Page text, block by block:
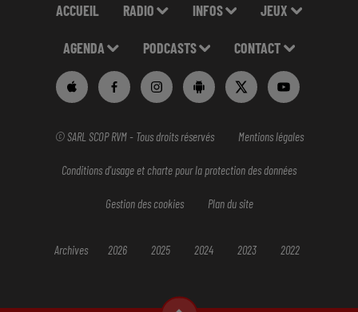
ACCUEIL RADIO INFOS JEUX
AGENDA PODCASTS CONTACT
© SARL SCOP RVM - Tous droits réservés Mentions légales
Conditions d'usage et charte pour la protection des données
Gestion des cookies Plan du site
Archives 2026 2025 2024 2023 2022